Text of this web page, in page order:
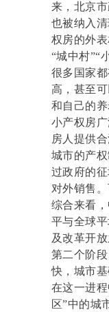
来，北京
也被纳入
权房的外
“城中村”“
很多国家
高，甚至
和自己的
小产权房
房人提供
城市的产
过政府的
对外销售
综合来看
平与全球
及改革开
第二个阶
快，城市
在这一进
区”中的城